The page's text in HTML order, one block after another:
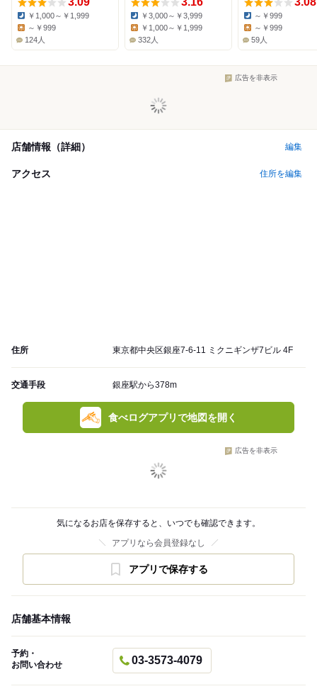
Dinner:
￥1,000～￥1,999
～￥999
124人
Dinner:
￥3,000～￥3,999
￥1,000～￥1,999
332人
Dinner:
～￥999
Lunch:
～￥999
59人
広告を非表示
店舗情報（詳細） 編集
アクセス 住所を編集
住所 東京都中央区銀座7-6-11 ミクニギンザ7ビル 4F
交通手段 銀座駅から378m
食べログアプリで地図を開く
広告を非表示
気になるお店を保存すると、いつでも確認できます。
アプリなら会員登録なし
アプリで保存する
店舗基本情報
予約・
お問い合わせ
03-3573-4079